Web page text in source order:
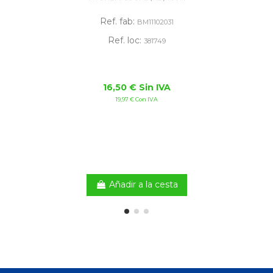
Ref. fab: BM11102031
Ref. loc: 381749
16,50 € Sin IVA
19,97 € Con IVA
Añadir a la cesta